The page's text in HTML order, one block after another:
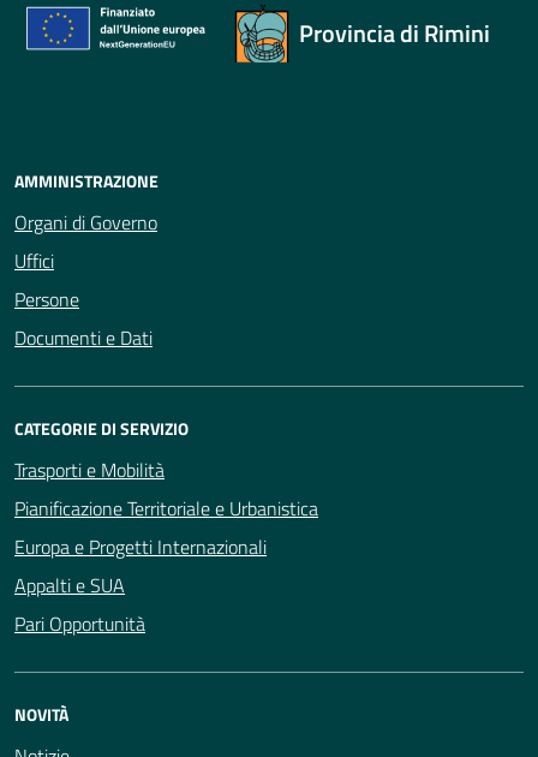
Provincia di Rimini
AMMINISTRAZIONE
Organi di Governo
Uffici
Persone
Documenti e Dati
CATEGORIE DI SERVIZIO
Trasporti e Mobilità
Pianificazione Territoriale e Urbanistica
Europa e Progetti Internazionali
Appalti e SUA
Pari Opportunità
NOVITÀ